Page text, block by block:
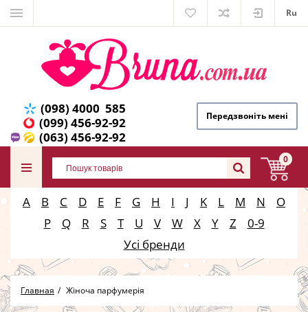
Ru
(098) 4000 585
(099) 456-92-92
(063) 456-92-92
Передзвоніть мені
0
A B C D E F G H I J K L M N
O
P
Q R S T U V W X Y Z
0-9
Усі бренди
Главная Жіноча парфумерія